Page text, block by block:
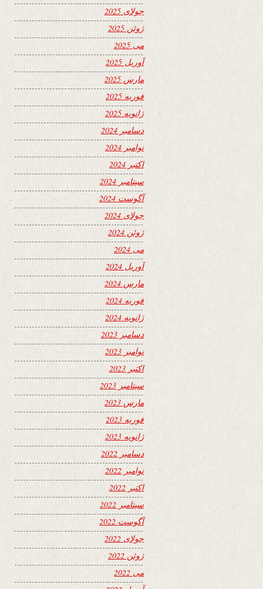
جولای 2025
ژوئن 2025
می 2025
آوریل 2025
مارس 2025
فوریه 2025
ژانویه 2025
دسامبر 2024
نوامبر 2024
اکتبر 2024
سپتامبر 2024
آگوست 2024
جولای 2024
ژوئن 2024
می 2024
آوریل 2024
مارس 2024
فوریه 2024
ژانویه 2024
دسامبر 2023
نوامبر 2023
اکتبر 2023
سپتامبر 2023
مارس 2023
فوریه 2023
ژانویه 2023
دسامبر 2022
نوامبر 2022
اکتبر 2022
سپتامبر 2022
آگوست 2022
جولای 2022
ژوئن 2022
می 2022